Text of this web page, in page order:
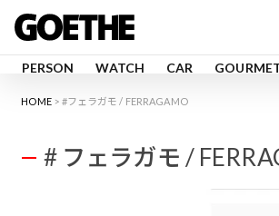
PERSON WATCH CAR
HOME #フェラガモ / FERRAGAMO
# フェラガモ /